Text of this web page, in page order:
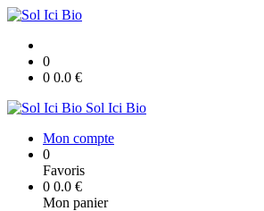
0
0 0.0 €
Sol Ici Bio
Mon compte
0
Favoris
0 0.0 €
Mon panier